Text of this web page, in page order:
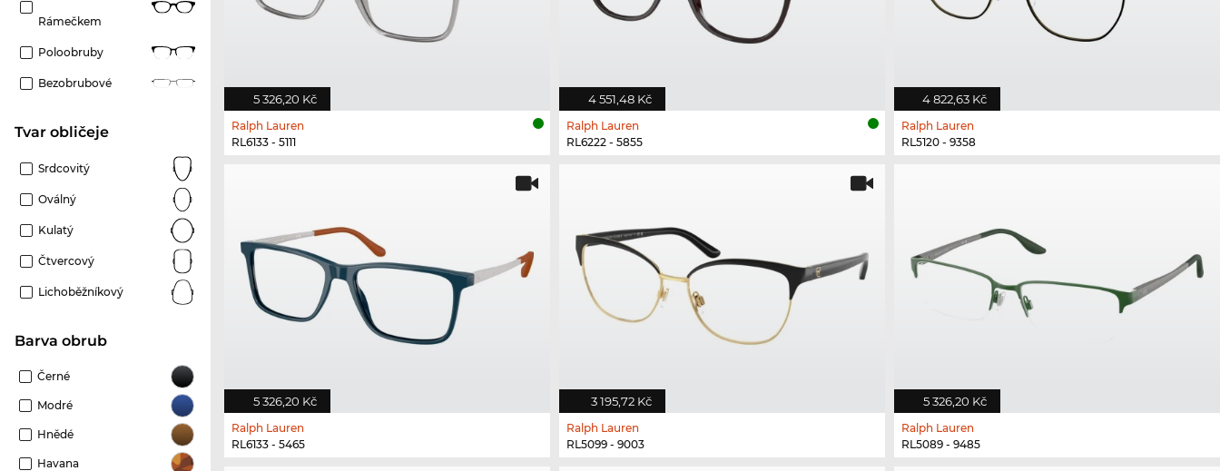
Rámečkem
Poloobruby
Bezobrubové
tvar obličeje
Srdcovitý
Oválný
Kulatý
Čtvercový
Lichoběžníkový
Barva obrub
Černé
Modré
Hnědé
Havana
5 326,20 Kč
Ralph Lauren
RL6133 - 5111
4 551,48 Kč
Ralph Lauren
RL6222 - 5855
4 822,63 Kč
Ralph Lauren
RL5120 - 9358
5 326,20 Kč
Ralph Lauren
RL6133 - 5465
3 195,72 Kč
Ralph Lauren
RL5099 - 9003
5 326,20 Kč
Ralph Lauren
RL5089 - 9485